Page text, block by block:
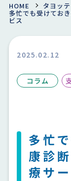
HOME
タヨッ
多忙でも受けてお
ビス
2025.02.12
コラム
多忙
康診
療サ